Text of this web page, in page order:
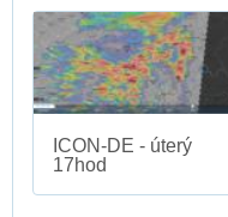
ICON-DE - úterý
17hod